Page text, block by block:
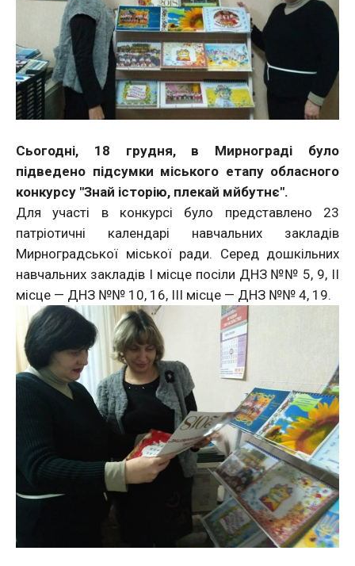
Сьогодні, 18 грудня, в Мирнограді було
підведено підсумки міського етапу обласного
конкурсу "Знай історію, плекай мйбутнє".
Для участі в конкурсі було представлено 23
патріотичні календарі навчальних закладів
Мирноградської міської ради. Серед дошкільних
навчальних закладів І місце посіли ДНЗ №№ 5, 9, ІІ
місце — ДНЗ №№ 10, 16, ІІІ місце — ДНЗ №№ 4, 19.